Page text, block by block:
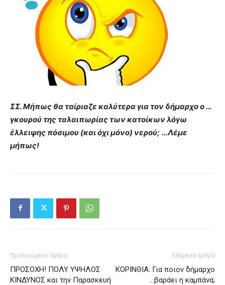
ΣΣ. Μήπως θα ταίριαζε καλύτερα για τον δήμαρχο ο …
γκουρού της ταλαιπωρίας των κατοίκων λόγω
έλλειψης πόσιμου (και όχι μόνο) νερού; …Λέμε
μήπως!
Προηγούμενο άρθρο
ΠΡΟΣΟΧΗ! ΠΟΛΥ ΥΨΗΛΟΣ
ΚΙΝΔΥΝΟΣ και την Παρασκευή
Επόμενο άρθρο
ΚΟΡΙΝΘΙΑ: Για ποιον δήμαρχο
…βαράει η καμπάνα;